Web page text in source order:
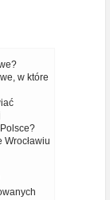
w które